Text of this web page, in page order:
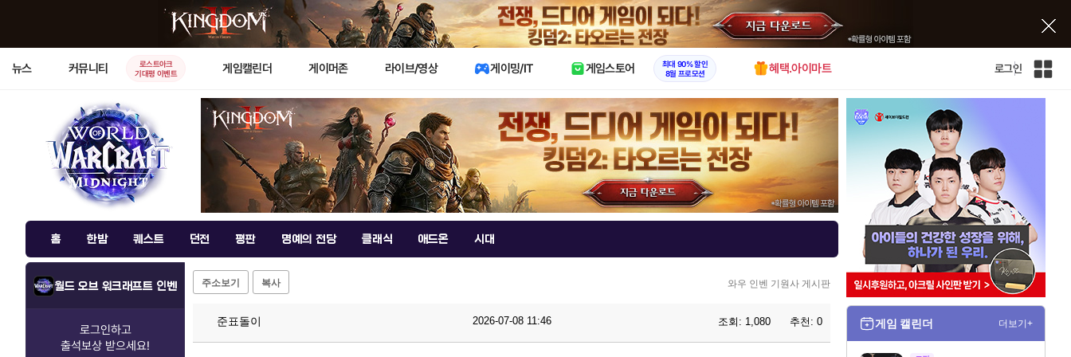
X
뉴스 커뮤니티
로스트아크
기대평 이벤트
게임캘린더 게이머존 라이브/영상 게이밍/IT 게임스토어
최대 90% 할인
8월 프로모션
혜택.아이마트 로그인
인
홈 한밤 퀘스트 던전 평판 명예의 전당 클래식 애드온 시대
월드 오브 워크래프트 인벤
로그인하고
출석보상 받으세요!
주소보기 복사 와우 인벤 기원사 게시판
준표돌이 2026-07-08 11:46 조회: 1,080 추천: 0 게임 캘린더 더보기+